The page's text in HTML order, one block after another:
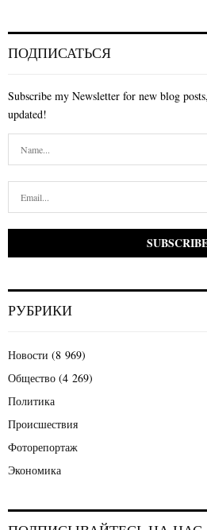
ПОДПИСАТЬСЯ
Subscribe my Newsletter for new blog
updated!
РУБРИКИ
Новости (8 969)
Общество (4 269)
Политика
Происшествия
Фоторепортаж
Экономика